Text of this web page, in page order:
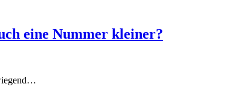
eine Nummer kleiner?